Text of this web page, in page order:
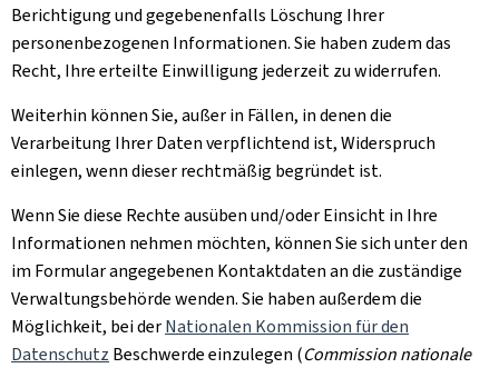
Berichtigung und gegebenenfalls Löschung Ihrer
personenbezogenen Informationen. Sie haben zudem das
Recht, Ihre erteilte Einwilligung jederzeit zu widerrufen.
Weiterhin können Sie, außer in Fällen, in denen die
Verarbeitung Ihrer Daten verpflichtend ist, Widerspruch
einlegen, wenn dieser rechtmäßig begründet ist.
Wenn Sie diese Rechte ausüben und/oder Einsicht in Ihre
Informationen nehmen möchten, können Sie sich unter den
im Formular angegebenen Kontaktdaten an die zuständige
Verwaltungsbehörde wenden. Sie haben außerdem die
Möglichkeit, bei derNationalen Kommission für den
Datenschutz Beschwerde einzulegen (Commission nationale